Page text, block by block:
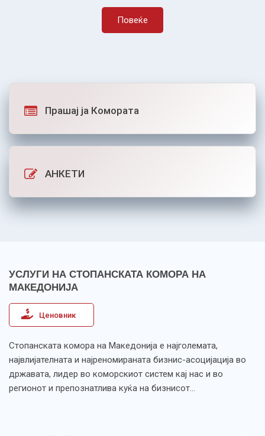
Повеќе
Прашај ја Комората
АНКЕТИ
УСЛУГИ НА СТОПАНСКАТА КОМОРА НА
МАКЕДОНИЈА
Ценовник
Стопанската комора на Македонија е најголемата,
највлијателната и најреномираната бизнис-асоцијација во
државата, лидер во коморскиот систем кај нас и во
регионот и препознатлива куќа на бизнисот…